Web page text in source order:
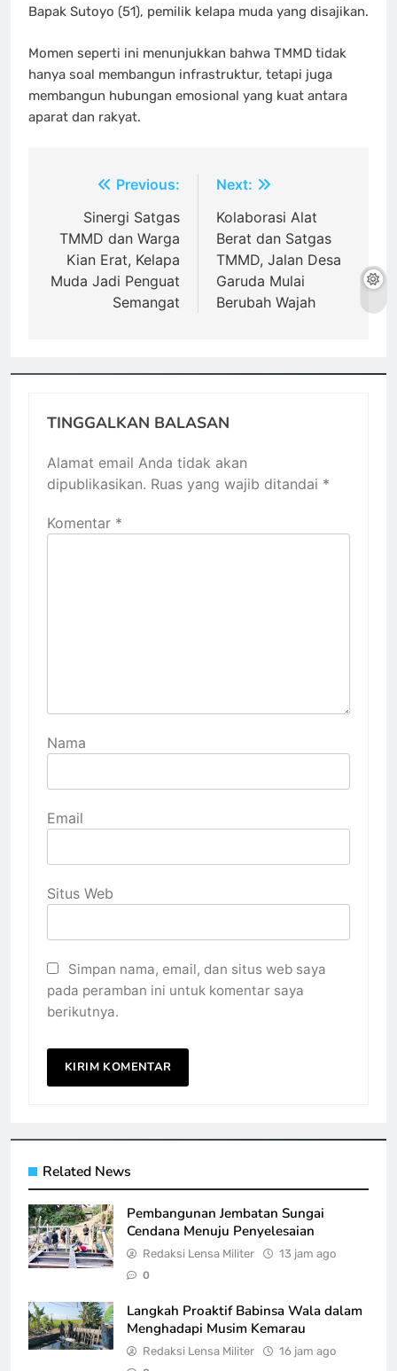
Bapak Sutoyo (51), pemilik kelapa muda yang disajikan.
Momen seperti ini menunjukkan bahwa TMMD tidak
hanya soal membangun infrastruktur, tetapi juga
membangun hubungan emosional yang kuat antara
aparat dan rakyat.
NavigasiPrevious:
Sinergi Satgas
TMMD dan Warga
Kian Erat, Kelapa
Muda Jadi Penguat
Semangat
Next:
Kolaborasi Alat
Berat dan Satgas
TMMD, Jalan Desa
Garuda Mulai
Berubah Wajah
TINGGALKAN BALASAN
Alamat email Anda tidak akan
dipublikasikan. Ruas yang wajib ditandai *
Komentar *
Nama
Email
Situs Web
Simpan nama, email, dan situs web saya
pada peramban ini untuk komentar saya
berikutnya.
Related News
Pembangunan Jembatan Sungai
Cendana Menuju Penyelesaian
Redaksi Lensa Militer 13 jam ago
0
Langkah Proaktif Babinsa Wala dalam
Menghadapi Musim Kemarau
Redaksi Lensa Militer 16 jam ago